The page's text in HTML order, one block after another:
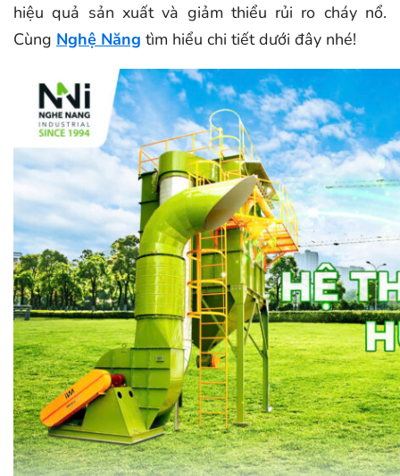
hiệu quả sản xuất và giảm thiểu rủi ro cháy nổ.
Cùng Nghệ Năng tìm hiểu chi tiết dưới đây nhé!